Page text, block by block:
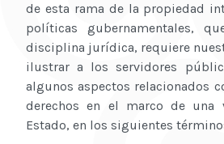
de esta rama de la propiedad
políticas gubernamentales,
disciplina jurídica, requiere
ilustrar a los servidores
algunos aspectos relacionados
derechos en el marco de una
Estado, en los siguientes